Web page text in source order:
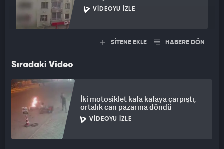
VIDEOYU İZLE
SİTENE EKLE HABERE DÖN
Sıradaki Video
İki motosiklet kafa kafaya çarpıştı,
ortalık can pazarına döndü
VIDEOYU İZLE